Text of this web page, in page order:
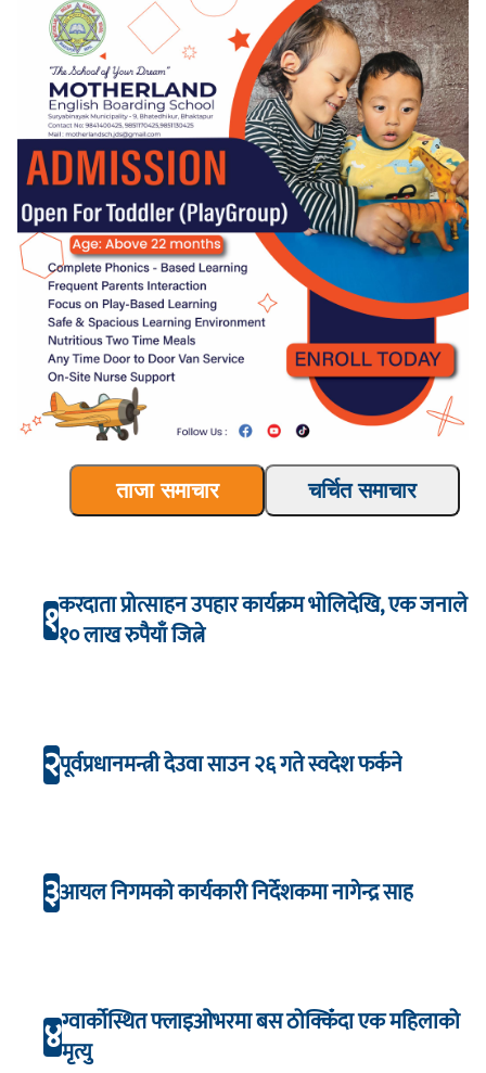
ताजा समाचार चर्चित समाचार
१करदाता प्रोत्साहन उपहार कार्यक्रम भाेलिदेखि, एक जनाले
१० लाख रुपैयाँ जित्ने
२पूर्वप्रधानमन्त्री देउवा साउन २६ गते स्वदेश फर्कने
३आयल निगमको कार्यकारी निर्देशकमा नागेन्द्र साह
४ग्वार्कोस्थित फ्लाइओभरमा बस ठोक्किँदा एक महिलाको
मृत्यु